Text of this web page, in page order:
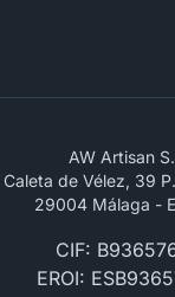
AW Artisan
Caleta de Vélez, 39
29004 Málaga -
CIF:
EROI: